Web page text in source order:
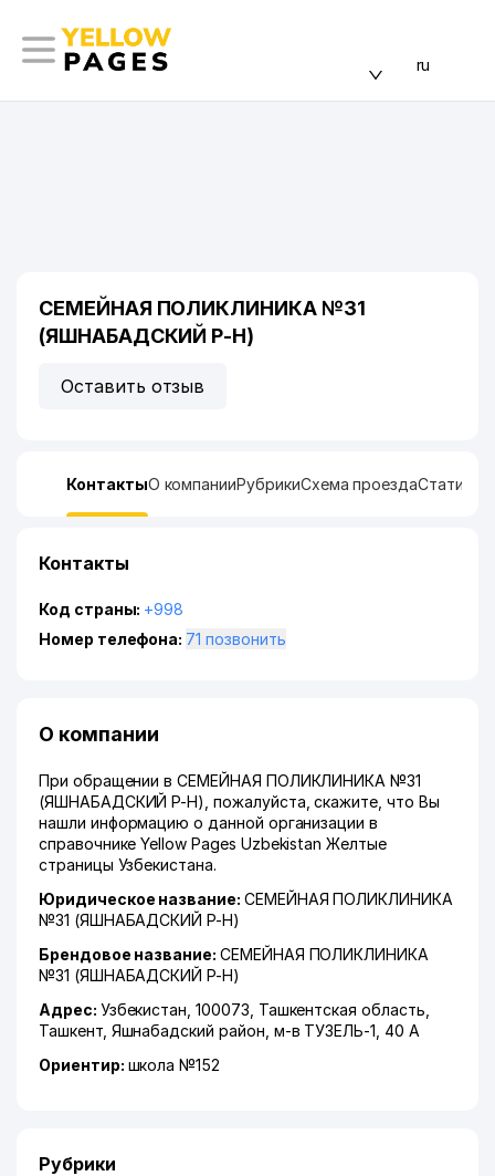
ru
СЕМЕЙНАЯ ПОЛИКЛИНИКА №31
(ЯШНАБАДСКИЙ Р-Н)
Оставить отзыв
КонтактыО компанииРубрикиСхема проезда
Контакты
Код страны: +998
Номер телефона:
71 позвонить
О компании
При обращении в СЕМЕЙНАЯ ПОЛИКЛИНИКА №31
(ЯШНАБАДСКИЙ Р-Н), пожалуйста, скажите, что Вы
нашли информацию о данной организации в
справочнике Yellow Pages Uzbekistan Желтые
страницы Узбекистана.
Юридическое название: СЕМЕЙНАЯ ПОЛИКЛИНИКА
№31 (ЯШНАБАДСКИЙ Р-Н)
Брендовое название: СЕМЕЙНАЯ ПОЛИКЛИНИКА
№31 (ЯШНАБАДСКИЙ Р-Н)
Адрес: Узбекистан, 100073, Ташкентская область
Ташкент, Яшнабадский район м-в ТУЗЕЛЬ-1 , 40 А
Ориентир: школа №152
Рубрики